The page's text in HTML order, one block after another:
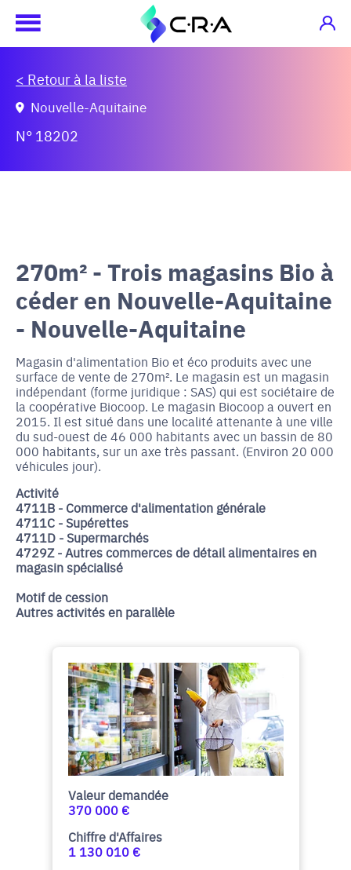
< Retour à la liste
N° 18202
Nouvelle-Aquitaine
270m² - Trois magasins Bio à
céder en Nouvelle-Aquitaine
- Nouvelle-Aquitaine
Magasin d'alimentation Bio et éco produits avec une
surface de vente de 270m². Le magasin est un magasin
indépendant (forme juridique : SAS) qui est sociétaire de
la coopérative Biocoop. Le magasin Biocoop a ouvert en
2015. Il est situé dans une localité attenante à une ville
du sud-ouest de 46 000 habitants avec un bassin de 80
000 habitants, sur un axe très passant. (Environ 20 000
véhicules jour).
Activité
4711B - Commerce d'alimentation générale
4711C - Supérettes
4711D - Supermarchés
4729Z - Autres commerces de détail alimentaires en
magasin spécialisé
Motif de cession
Autres activités en parallèle
Valeur demandée
370 000 €
Chiffre d'Affaires
1 130 010 €